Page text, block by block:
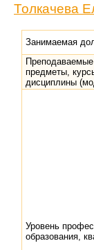
Толкачева
Занимаемая
предметы,
дисциплины
Уровень
образования,